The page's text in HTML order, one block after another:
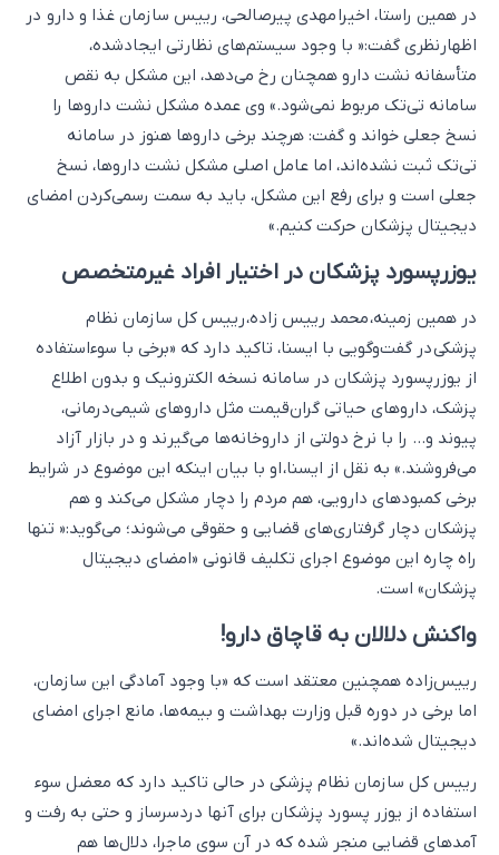
در همین راستا، اخیرا مهدی پیرصالحی، رییس سازمان غذا و دارو در
اظهارنظری گفت:« با وجود سیستم‌های نظارتی ایجادشده،
متأسفانه نشت دارو همچنان رخ می‌دهد، این مشکل به نقص
سامانه تی‌تک مربوط نمی‌شود.» وی عمده مشکل نشت داروها را
نسخ جعلی خواند و گفت: هرچند برخی داروها هنوز در سامانه
تی‌تک ثبت نشده‌اند، اما عامل اصلی مشکل نشت داروها، نسخ
جعلی است و برای رفع این مشکل، باید به ‌سمت رسمی‌کردن امضای
دیجیتال پزشکان حرکت کنیم.»
یوزرپسورد پزشکان در اختیار افراد غیرمتخصص
در همین زمینه، محمد رییس زاده، رییس کل سازمان نظام
پزشکی در گفت‌وگویی با ایسنا، تاکید دارد که «برخی با سوءاستفاده
از یوزرپسورد پزشکان در سامانه نسخه الکترونیک و بدون اطلاع
پزشک، داروهای حیاتی گران‌قیمت مثل داروهای شیمی‌درمانی،
پیوند و... را با نرخ دولتی از داروخانه‌ها می‌گیرند و در بازار آزاد
می‌فروشند.» به نقل از ایسنا، او با بیان اینکه این موضوع در شرایط
برخی کمبودهای دارویی، هم مردم را دچار مشکل می‌کند و هم
پزشکان دچار گرفتاری‌های قضایی و حقوقی می‌شوند؛ می‌گوید:« تنها
راه چاره این موضوع اجرای تکلیف قانونی «امضای دیجیتال
پزشکان» است.
واکنش دلالان به قاچاق دارو!
رییس‌زاده همچنین معتقد است که «با وجود آمادگی این سازمان،
اما برخی در دوره قبل وزارت بهداشت و بیمه‌ها، مانع اجرای امضای
دیجیتال شده‌اند.»
رییس کل سازمان نظام پزشکی در حالی تاکید دارد که معضل سوء
استفاده از یوزر پسورد پزشکان برای آنها دردسرساز و حتی به رفت و
آمدهای قضایی منجر شده که در آن سوی ماجرا، دلال‌ها هم